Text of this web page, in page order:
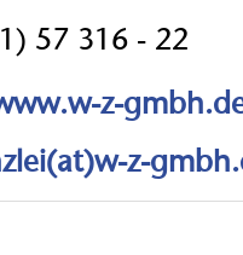
57 316 - 22
z-
z-